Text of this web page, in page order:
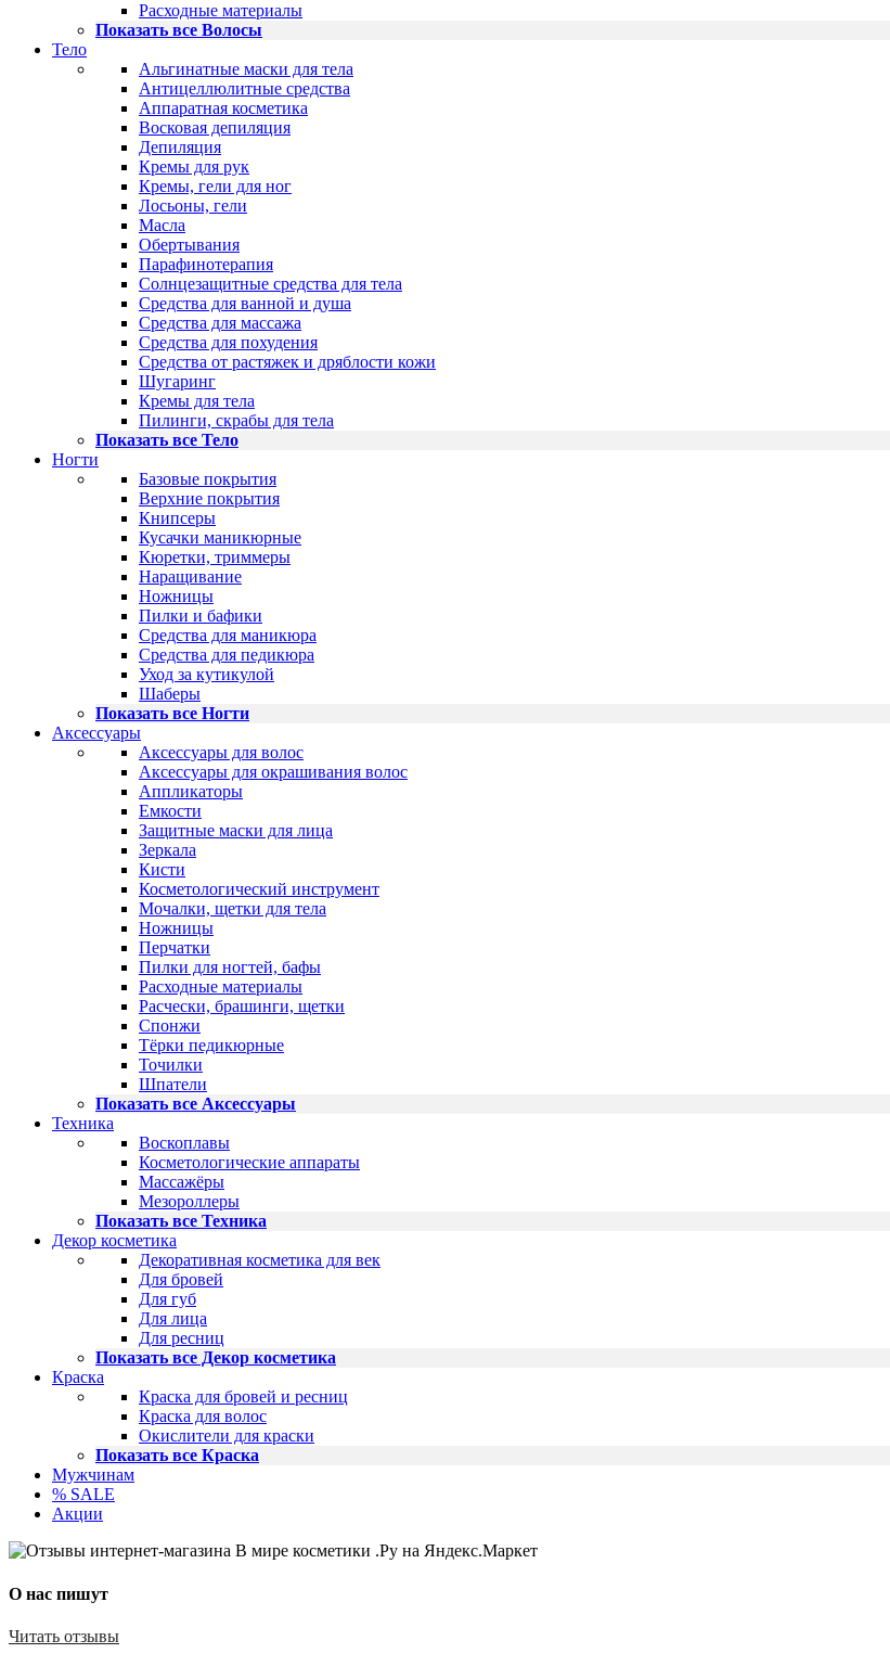
Расходные материалы
Показать все Волосы
Тело
Альгинатные маски для тела
Антицеллюлитные средства
Аппаратная косметика
Восковая депиляция
Депиляция
Кремы для рук
Кремы, гели для ног
Лосьоны, гели
Масла
Обертывания
Парафинотерапия
Солнцезащитные средства для тела
Средства для ванной и душа
Средства для массажа
Средства для похудения
Средства от растяжек и дряблости кожи
Шугаринг
Кремы для тела
Пилинги, скрабы для тела
Показать все Тело
Ногти
Базовые покрытия
Верхние покрытия
Книпсеры
Кусачки маникюрные
Кюретки, триммеры
Наращивание
Ножницы
Пилки и бафики
Средства для маникюра
Средства для педикюра
Уход за кутикулой
Шаберы
Показать все Ногти
Аксессуары
Аксессуары для волос
Аксессуары для окрашивания волос
Аппликаторы
Емкости
Защитные маски для лица
Зеркала
Кисти
Косметологический инструмент
Мочалки, щетки для тела
Ножницы
Перчатки
Пилки для ногтей, бафы
Расходные материалы
Расчески, брашинги, щетки
Спонжи
Тёрки педикюрные
Точилки
Шпатели
Показать все Аксессуары
Техника
Воскоплавы
Косметологические аппараты
Массажёры
Мезороллеры
Показать все Техника
Декор косметика
Декоративная косметика для век
Для бровей
Для губ
Для лица
Для ресниц
Показать все Декор косметика
Краска
Краска для бровей и ресниц
Краска для волос
Окислители для краски
Показать все Краска
Мужчинам
% SALE
Акции
О нас пишут
Читать отзывы